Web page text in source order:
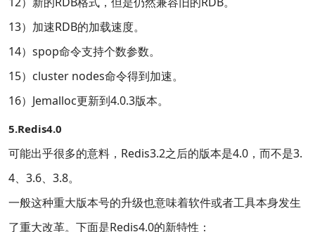
13）加速RDB的加载速度。
14）spop命令支持个数参数。
15）cluster nodes命令得到加速。
16）Jemalloc更新到4.0.3版本。
5.Redis4.0
可能出乎很多的意料，Redis3.2之后的版本是4.0，而不是3.
4、3.6、3.8。
一般这种重大版本号的升级也意味着软件或者工具本身发生
了重大改革。下面是Redis4.0的新特性：